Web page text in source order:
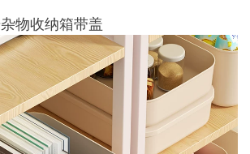
物收纳箱带盖